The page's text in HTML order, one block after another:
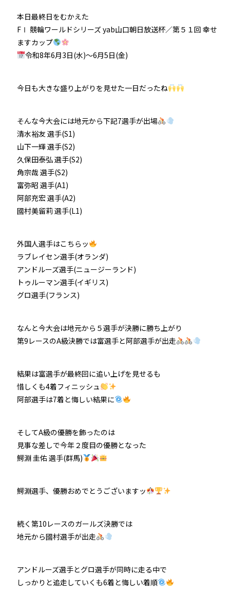
本日最終日をむかえた
FⅠ 競輪ワールドシリーズ yab山口朝日放送杯／第５１回 幸せ
ますカップ
令和8年6月3日(水)〜6月5日(金)
今日も大きな盛り上がりを見せた一日だったね
そんな今大会には地元から下記7選手が出場
清水裕友 選手(S1)
山下一輝 選手(S2)
久保田泰弘 選手(S2)
角宗哉 選手(S2)
富弥昭 選手(A1)
阿部充宏 選手(A2)
國村美留莉 選手(L1)
外国人選手はこちらッ
ラブレイセン選手(オランダ)
アンドルーズ選手(ニュージーランド)
トゥルーマン選手(イギリス)
グロ選手(フランス)
なんと今大会は地元から５選手が決勝に勝ち上がり
第9レースのA級決勝では富選手と阿部選手が出走
結果は富選手が最終回に追い上げを見せるも
惜しくも4着フィニッシュ
阿部選手は7着と悔しい結果に
そしてA級の優勝を飾ったのは
見事な差しで今年２度目の優勝となった
鰐淵 圭佑 選手(群馬)
鰐淵選手、優勝おめでとうございますッ
続く第10レースのガールズ決勝では
地元から國村選手が出走
アンドルーズ選手とグロ選手が同時に走る中で
しっかりと追走していくも6着と悔しい着順